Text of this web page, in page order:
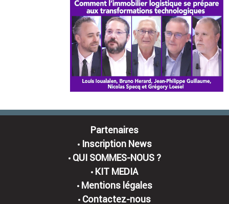
Partenaires
Inscription News
QUI SOMMES-NOUS ?
KIT MEDIA
Mentions légales
Contactez-nous